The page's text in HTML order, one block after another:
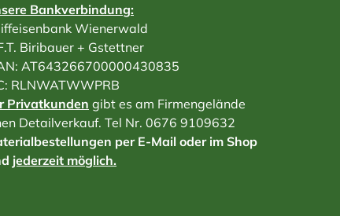
Bankverbindung:
Wienerwald
Biribauer + Gstettner
AT643266700000430835
RLNWATWWPRB
Privatkunden gibt es am Firmengelände
Detailverkauf. Tel Nr. 0676 9109632
per E-Mail oder im Shop
jederzeit möglich.